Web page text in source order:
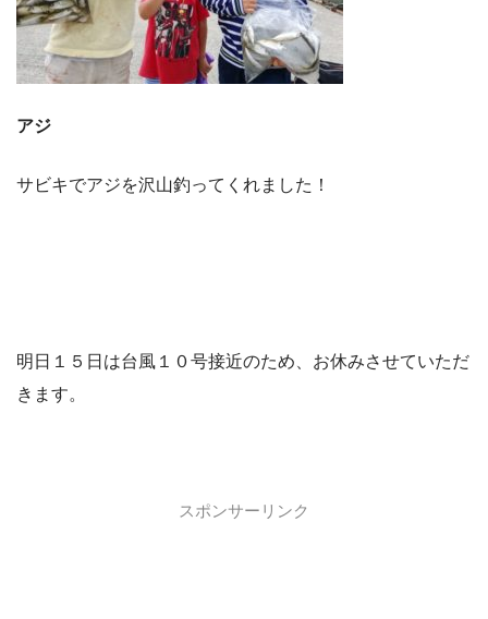
アジ
サビキでアジを沢山釣ってくれました！
明日１５日は台風１０号接近のため、お休みさせていただ
きます。
スポンサーリンク